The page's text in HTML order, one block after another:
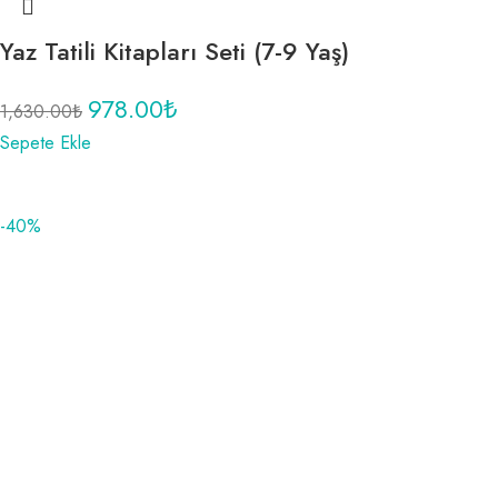
Yaz Tatili Kitapları Seti (7-9 Yaş)
1,630.00₺ 978.00₺
Sepete Ekle
-40%